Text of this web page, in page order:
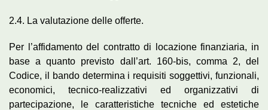
2.4. La valutazione delle offerte.
Per l’affidamento del contratto di locazione finanziaria, in
base a quanto previsto dall’art. 160-bis, comma 2, del
Codice, il bando determina i requisiti soggettivi, funzionali,
economici, tecnico-realizzativi ed organizzativi di
partecipazione, le caratteristiche tecniche ed estetiche